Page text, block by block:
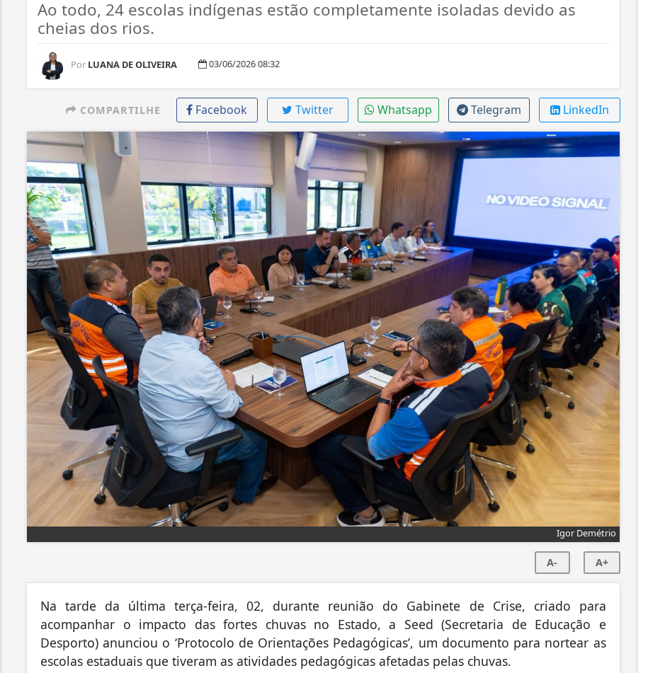
Ao todo, 24 escolas indígenas estão completamente isoladas devido as
cheias dos rios.
Por LUANA DE OLIVEIRA 03/06/2026 08:32
COMPARTILHE Facebook Twitter Whatsapp Telegram LinkedIn
Igor Demétrio
A- A+
Na tarde da última terça-feira, 02, durante reunião do Gabinete de Crise, criado para
acompanhar o impacto das fortes chuvas no Estado, a Seed (Secretaria de Educação e
Desporto) anunciou o ‘Protocolo de Orientações Pedagógicas’, um documento para nortear as
escolas estaduais que tiveram as atividades pedagógicas afetadas pelas chuvas.